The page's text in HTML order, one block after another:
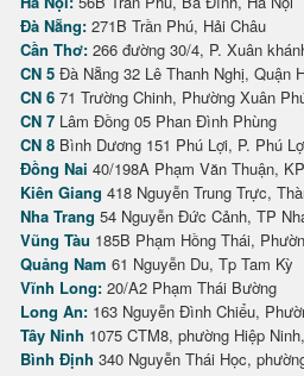
Đà Nẵng: 271B Trần Phú, Hải Châu
Cần Thơ: 266 đường 30/4, P. Xuân
CN 5 Đà Nẵng 32 Lê Thanh Nghị, Quận
CN 6 71 Trường Chinh, Phường Xuân
CN 7 Lâm Đồng 05 Phan Đình Phùng
CN 8 Bình Dương 151 Phú Lợi, P. Phú
Đồng Nai 40/198A Phạm Văn Thuận,
Kiên Giang 418 Nguyễn Trung Trực,
Nha Trang 54 Nguyễn Đức Cảnh, TP
Vũng Tàu 185B Phạm Hồng Thái,
Quảng Nam 61 Nguyễn Du, Tp Tam Kỳ
Vĩnh Long: 20/A2 Phạm Thái Bường
Long An: 163 Nguyễn Đình Chiểu,
Tây Ninh 1075 CTM8, phường Hiệp
Bình Định 340 Nguyễn Thái Học,